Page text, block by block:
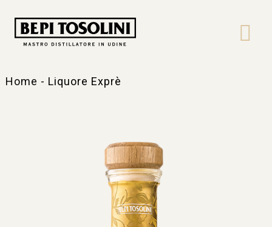
Home - Liquore Exprè